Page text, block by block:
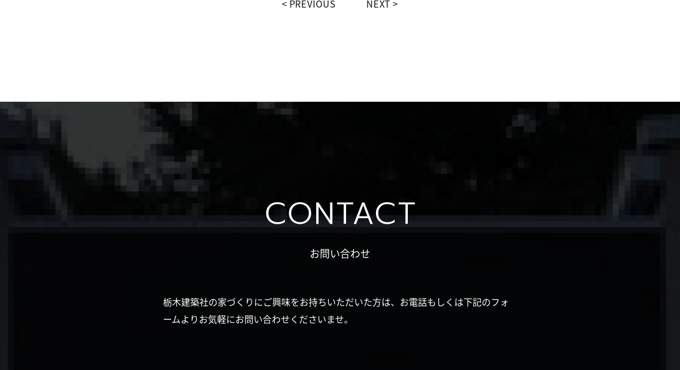
PREVIOUS NEXT
CONTACT
お問い合わせ
栃木建築社の家づくりにご興味をお持ちいただいた方は、お電話もしくは下記のフォ
ームよりお気軽にお問い合わせくださいませ。